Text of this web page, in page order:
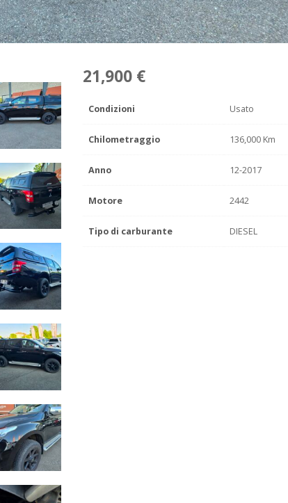
21,900 €
Condizioni Usato
Chilometraggio 136,000 Km
Anno 12-2017
Motore 2442
Tipo di carburante DIESEL